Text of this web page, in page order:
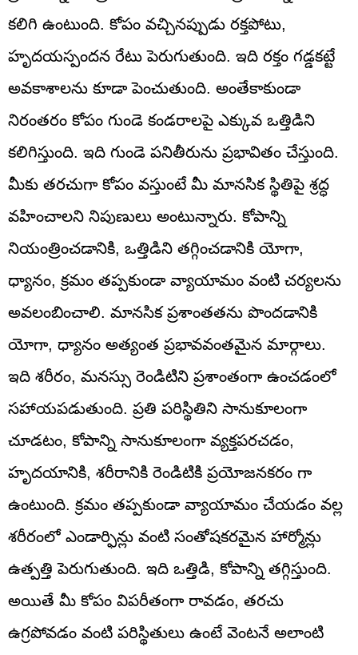
కలిగి ఉంటుంది. కోపం వచ్చినప్పుడు రక్తపోటు,
హృదయస్పందన రేటు పెరుగుతుంది. ఇది రక్తం గడ్డకట్టే
అవకాశాలను కూడా పెంచుతుంది. అంతేకాకుండా
నిరంతరం కోపం గుండె కండరాలపై ఎక్కువ ఒత్తిడిని
కలిగిస్తుంది. ఇది గుండె పనితీరును ప్రభావితం చేస్తుంది.
మీకు తరచుగా కోపం వస్తుంటే మీ మానసిక స్థితిపై శ్రద్ధ
వహించాలని నిపుణులు అంటున్నారు. కోపాన్ని
నియంత్రించడానికి, ఒత్తిడిని తగ్గించడానికి యోగా,
ధ్యానం, క్రమం తప్పకుండా వ్యాయామం వంటి చర్యలను
అవలంబించాలి. మానసిక ప్రశాంతతను పొందడానికి
యోగా, ధ్యానం అత్యంత ప్రభావవంతమైన మార్గాలు.
ఇది శరీరం, మనస్సు రెండిటిని ప్రశాంతంగా ఉంచడంలో
సహాయపడుతుంది. ప్రతి పరిస్థితిని సానుకూలంగా
చూడటం, కోపాన్ని సానుకూలంగా వ్యక్తపరచడం,
హృదయానికి, శరీరానికి రెండిటికి ప్రయోజనకరం గా
ఉంటుంది. క్రమం తప్పకుండా వ్యాయామం చేయడం వల్ల
శరీరంలో ఎండార్ఫిన్లు వంటి సంతోషకరమైన హార్మోన్లు
ఉత్పత్తి పెరుగుతుంది. ఇది ఒత్తిడి, కోపాన్ని తగ్గిస్తుంది.
అయితే మీ కోపం విపరీతంగా రావడం, తరచు
ఉగ్రపోవడం వంటి పరిస్థితులు ఉంటే వెంటనే అలాంటి